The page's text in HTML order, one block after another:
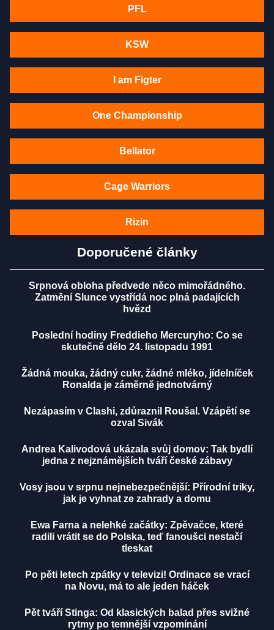
PFL
KSW
I am Figter
One Championship
Bellator
Cage Warriors
Rizin
Doporučené články
Srpnová obloha předvede něco mimořádného.
Zatmění Slunce vystřídá noc plná padajících
hvězd
Poslední hodiny Freddieho Mercuryho: Co se
skutečně dělo 24. listopadu 1991
Žádná mouka, žádný cukr, žádné mléko, jídelníček
Ronalda je záměrně jednotvárný
Nezápasím v Clashi, zdůraznil Roušal. Vzápětí se
ozval Sivák
Andrea Kalivodová ukázala svůj domov: Tak bydlí
jedna z nejznámějších tváří české zábavy
Vosy jsou v srpnu nejnebezpečnější: Přírodní triky,
jak je vyhnat ze zahrady a domu
Ewa Farna a nelehké začátky: Zpěvačce, které
radili vrátit se do Polska, teď fanoušci nestačí
tleskat
Po pěti letech zpátky v televizi! Ordinace se vrací
na Novu, má to ale jeden háček
Pět tváří Stinga: Od klasických balad přes svižné
rytmy po temnější vzpomínání